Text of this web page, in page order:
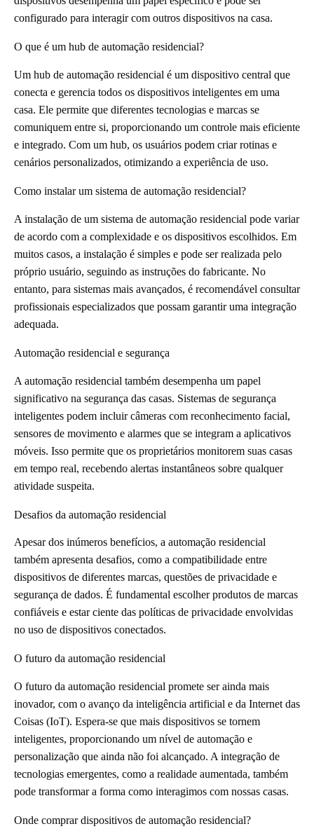
configurado para interagir com outros dispositivos na casa.
O que é um hub de automação residencial?
Um hub de automação residencial é um dispositivo central que
conecta e gerencia todos os dispositivos inteligentes em uma
casa. Ele permite que diferentes tecnologias e marcas se
comuniquem entre si, proporcionando um controle mais eficiente
e integrado. Com um hub, os usuários podem criar rotinas e
cenários personalizados, otimizando a experiência de uso.
Como instalar um sistema de automação residencial?
A instalação de um sistema de automação residencial pode variar
de acordo com a complexidade e os dispositivos escolhidos. Em
muitos casos, a instalação é simples e pode ser realizada pelo
próprio usuário, seguindo as instruções do fabricante. No
entanto, para sistemas mais avançados, é recomendável consultar
profissionais especializados que possam garantir uma integração
adequada.
Automação residencial e segurança
A automação residencial também desempenha um papel
significativo na segurança das casas. Sistemas de segurança
inteligentes podem incluir câmeras com reconhecimento facial,
sensores de movimento e alarmes que se integram a aplicativos
móveis. Isso permite que os proprietários monitorem suas casas
em tempo real, recebendo alertas instantâneos sobre qualquer
atividade suspeita.
Desafios da automação residencial
Apesar dos inúmeros benefícios, a automação residencial
também apresenta desafios, como a compatibilidade entre
dispositivos de diferentes marcas, questões de privacidade e
segurança de dados. É fundamental escolher produtos de marcas
confiáveis e estar ciente das políticas de privacidade envolvidas
no uso de dispositivos conectados.
O futuro da automação residencial
O futuro da automação residencial promete ser ainda mais
inovador, com o avanço da inteligência artificial e da Internet das
Coisas (IoT). Espera-se que mais dispositivos se tornem
inteligentes, proporcionando um nível de automação e
personalização que ainda não foi alcançado. A integração de
tecnologias emergentes, como a realidade aumentada, também
pode transformar a forma como interagimos com nossas casas.
Onde comprar dispositivos de automação residencial?